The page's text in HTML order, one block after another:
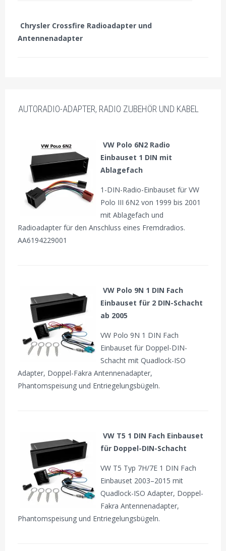
Chrysler Crossfire Radioadapter und
Antennenadapter
AUTORADIO-ADAPTER, RADIO ZUBEHÖR UND KABEL
VW Polo 6N2 Radio
Einbauset 1 DIN mit
Ablagefach
1-DIN-Radio-Einbauset für VW
Polo III 6N2 von 1999 bis 2001
mit Ablagefach und
Radioadapter für den Anschluss eines Fremdradios.
AA6194229001
VW Polo 9N 1 DIN Fach
Einbauset für 2 DIN-Schacht
ab 2005
VW Polo 9N 1 DIN Fach
Einbauset für Doppel-DIN-
Schacht mit Quadlock-ISO
Adapter, Doppel-Fakra Antennenadapter,
Phantomspeisung und Entriegelungsbügeln.
VW T5 1 DIN Fach Einbauset
für Doppel-DIN-Schacht
VW T5 Typ 7H/7E 1 DIN Fach
Einbauset 2003–2015 mit
Quadlock-ISO Adapter, Doppel-
Fakra Antennenadapter,
Phantomspeisung und Entriegelungsbügeln.